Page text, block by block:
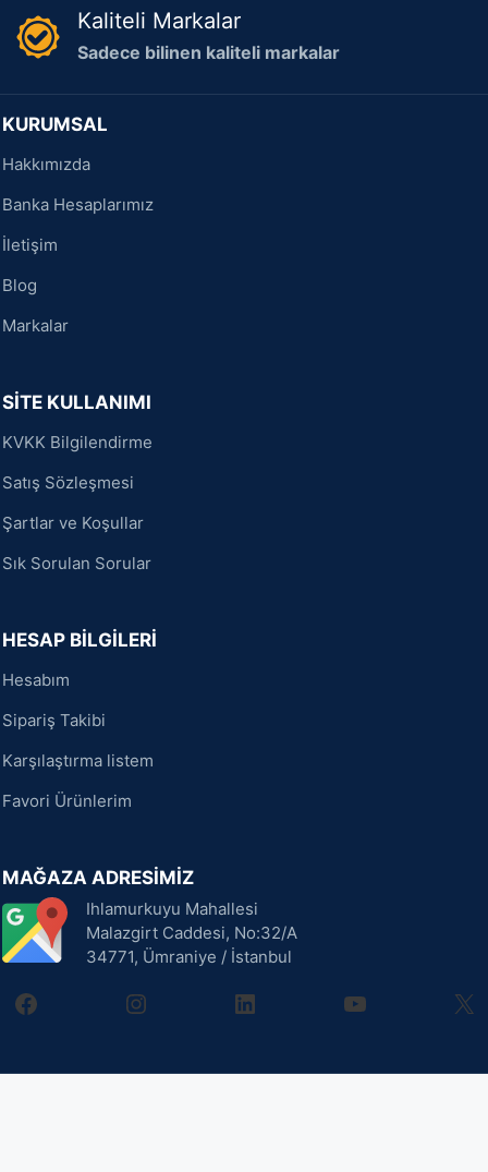
Kaliteli Markalar
Sadece bilinen kaliteli markalar
KURUMSAL
Hakkımızda
Banka Hesaplarımız
İletişim
Blog
Markalar
SİTE KULLANIMI
KVKK Bilgilendirme
Satış Sözleşmesi
Şartlar ve Koşullar
Sık Sorulan Sorular
HESAP BİLGİLERİ
Hesabım
Sipariş Takibi
Karşılaştırma listem
Favori Ürünlerim
MAĞAZA ADRESİMİZ
Ihlamurkuyu Mahallesi
Malazgirt Caddesi, No:32/A
34771, Ümraniye / İstanbul
facebookinstagramlinkedin youtube X